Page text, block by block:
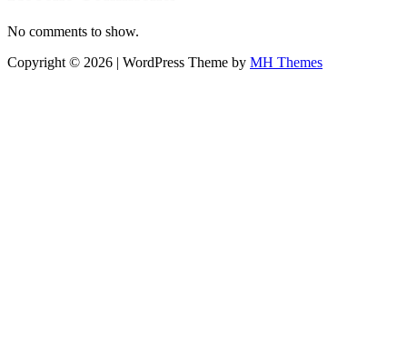
No comments to show.
Copyright © 2026 | WordPress Theme by MH Themes